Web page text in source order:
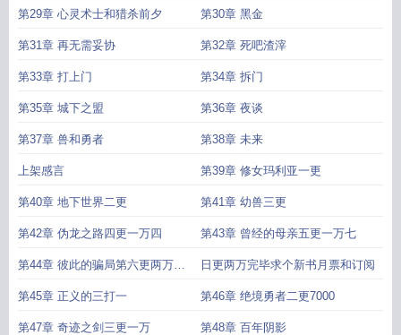
第29章 心灵术士和猎杀前夕 第30章 黑金
第31章 再无需妥协 第32章 死吧渣滓
第33章 打上门 第34章 拆门
第35章 城下之盟 第36章 夜谈
第37章 兽和勇者 第38章 未来
上架感言 第39章 修女玛利亚一更
第40章 地下世界二更 第41章 幼兽三更
第42章 伪龙之路四更一万四 第43章 曾经的母亲五更一万七
第44章 彼此的骗局第六更两万完
成
日更两万完毕求个新书月票和订阅
第45章 正义的三打一 第46章 绝境勇者二更7000
第47章 奇迹之剑三更一万 第48章 百年阴影